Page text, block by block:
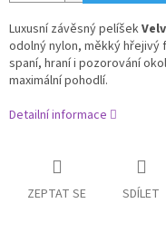
Luxusní závěsný pelíšek
odolný nylon, měkký hřejivý
spaní, hraní i pozorování
maximální pohodlí.
Detailní informace
ZEPTAT SE SDÍLET